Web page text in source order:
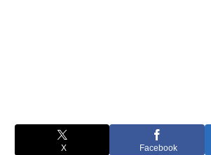
X Facebook